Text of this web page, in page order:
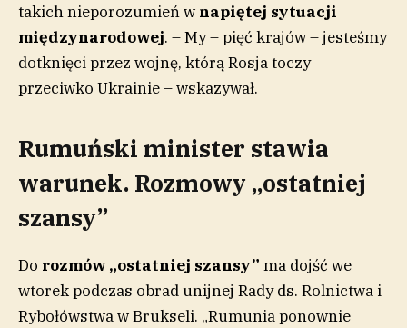
takich nieporozumień w napiętej sytuacji
międzynarodowej. – My – pięć krajów – jesteśmy
dotknięci przez wojnę, którą Rosja toczy
przeciwko Ukrainie – wskazywał.
Rumuński minister stawia
warunek. Rozmowy „ostatniej
szansy”
Do rozmów „ostatniej szansy” ma dojść we
wtorek podczas obrad unijnej Rady ds. Rolnictwa i
Rybołówstwa w Brukseli. „Rumunia ponownie